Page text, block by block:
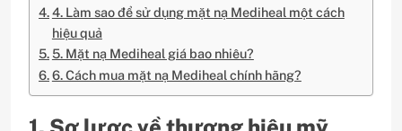
4. Làm sao để sử dụng mặt nạ Mediheal một cách
hiệu quả
5. Mặt nạ Mediheal giá bao nhiêu?
6. Cách mua mặt nạ Mediheal chính hãng?